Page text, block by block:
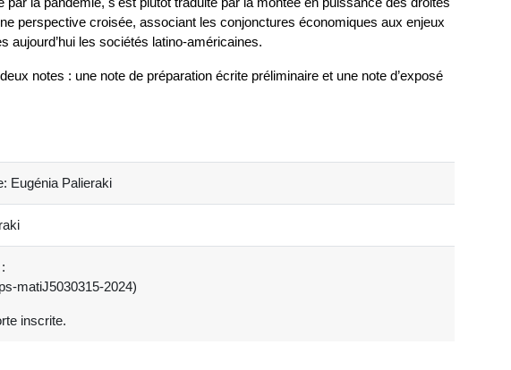
perspective croisée, associant les conjonctures économiques aux enjeux
les sociétés latino-américaines.
notes : une note de préparation écrite préliminaire et une note d’exposé
Eugénia Palieraki
matiJ5030315-2024)
inscrite.